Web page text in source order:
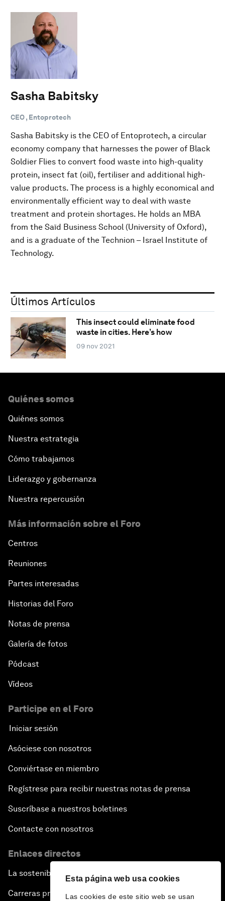
Esta página web usa cookies
Las cookies de este sitio web se usan
Sasha Babitsky
CEO , Entoprotech
Sasha Babitsky is the CEO of Entoprotech, a circular
economy company that harnesses the power of Black
Soldier Flies to convert food waste into high-quality
protein, insect fat (oil), fertiliser and additional high-
value products. The process is a highly economical and
environmentally efficient way to deal with waste
treatment and protein shortages. He holds an MBA
from the Saïd Business School (University of Oxford),
and is a graduate of the Technion – Israel Institute of
Technology.
Últimos Artículos
This insect could eliminate food
waste in cities. Here’s how
09 nov 2021
Quiénes somos
Quiénes somos
Nuestra estrategia
Cómo trabajamos
Liderazgo y gobernanza
Nuestra repercusión
Más información sobre el Foro
Centros
Reuniones
Partes interesadas
Historias del Foro
Notas de prensa
Galería de fotos
Pódcast
Vídeos
Participe en el Foro
Iniciar sesión
Asóciese con nosotros
Conviértase en miembro
Regístrese para recibir nuestras notas de prensa
Suscríbase a nuestros boletines
Contacte con nosotros
Enlaces directos
La sostenibilidad en el Foro
Carreras profesionales